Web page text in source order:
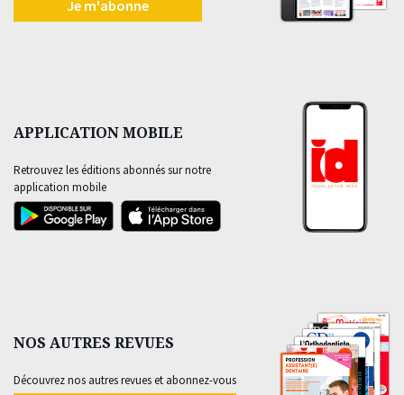
Je m'abonne
APPLICATION MOBILE
Retrouvez les éditions abonnés sur notre
application mobile
NOS AUTRES REVUES
Découvrez nos autres revues et abonnez-vous